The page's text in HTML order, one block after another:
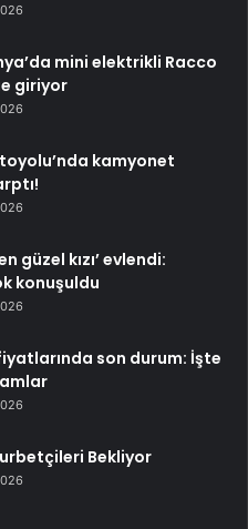
mini elektrikli Racco
giriyor
kamyonet
güzel kızı’ evlendi:
konuşuldu
son durum: İşte
Bekliyor